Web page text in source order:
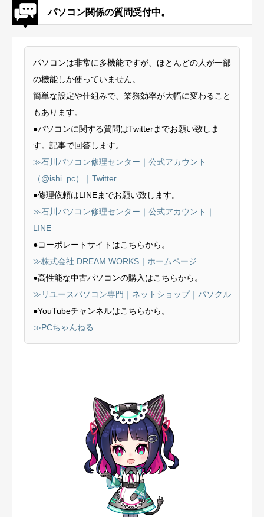
パソコン関係の質問受付中。
パソコンは非常に多機能ですが、ほとんどの人が一部
の機能しか使っていません。
簡単な設定や仕組みで、業務効率が大幅に変わること
もあります。
●パソコンに関する質問はTwitterまでお願い致しま
す。記事で回答します。
≫石川パソコン修理センター｜公式アカウント
（@ishi_pc）｜Twitter
●修理依頼はLINEまでお願い致します。
≫石川パソコン修理センター｜公式アカウント｜
LINE
●コーポレートサイトはこちらから。
≫株式会社 DREAM WORKS｜ホームページ
●高性能な中古パソコンの購入はこちらから。
≫リユースパソコン専門｜ネットショップ｜パソクル
●YouTubeチャンネルはこちらから。
≫PCちゃんねる